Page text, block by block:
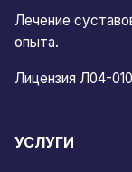
Лечение
опыта.
Лицензия Л04-
УСЛУГИ